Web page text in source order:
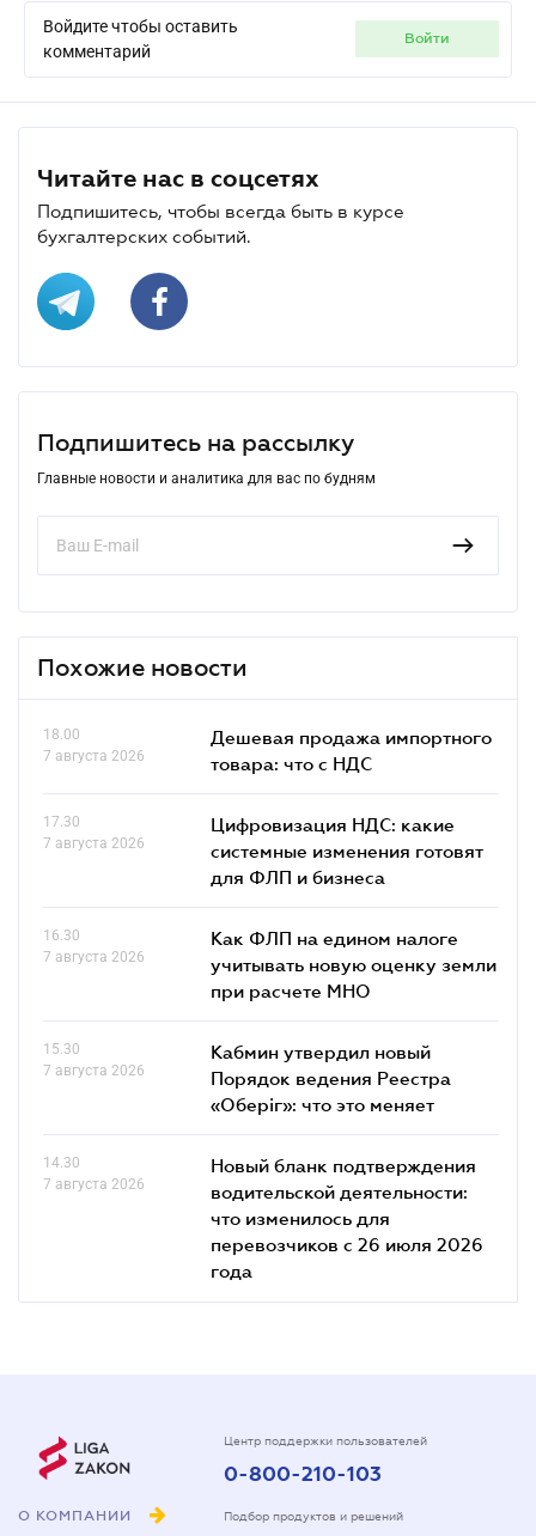
Войдите чтобы оставить
комментарий
войти
Читайте нас в соцсетях
Подпишитесь, чтобы всегда быть в курсе
бухгалтерских событий.
Подпишитесь на рассылку
Главные новости и аналитика для вас по будням
Похожие новости
18.00
7 августа 2026
Дешевая продажа импортного
товара: что c НДС
17.30
7 августа 2026
Цифровизация НДС: какие
системные изменения готовят
для ФЛП и бизнеса
16.30
7 августа 2026
Как ФЛП на едином налоге
учитывать новую оценку земли
при расчете МНО
15.30
7 августа 2026
Кабмин утвердил новый
Порядок ведения Реестра
«Оберіг»: что это меняет
14.30
7 августа 2026
Новый бланк подтверждения
водительской деятельности:
что изменилось для
перевозчиков с 26 июля 2026
года
О КОМПАНИИ
Центр поддержки пользователей
0-800-210-103
Подбор продуктов и решений